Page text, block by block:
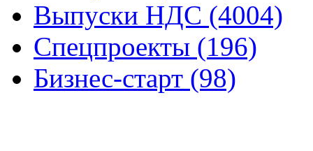
Выпуски НДС (4004)
Спецпроекты (196)
Бизнес-старт (98)